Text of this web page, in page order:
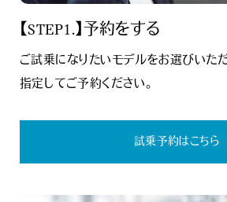
【STEP1.】予約をする
ご試乗になりたいモデルをお選びいた
指定してご予約ください。
試乗予約はこちら